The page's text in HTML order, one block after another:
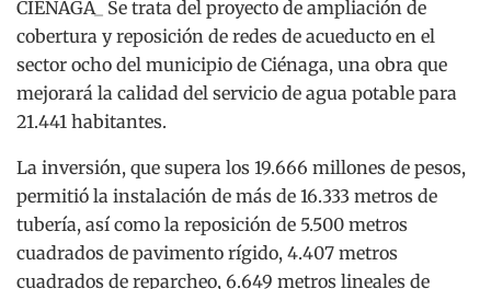
CIÉNAGA_ Se trata del proyecto de ampliación de
cobertura y reposición de redes de acueducto en el
sector ocho del municipio de Ciénaga, una obra que
mejorará la calidad del servicio de agua potable para
21.441 habitantes.
La inversión, que supera los 19.666 millones de pesos,
permitió la instalación de más de 16.333 metros de
tubería, así como la reposición de 5.500 metros
cuadrados de pavimento rígido, 4.407 metros
cuadrados de reparcheo, 6.649 metros lineales de